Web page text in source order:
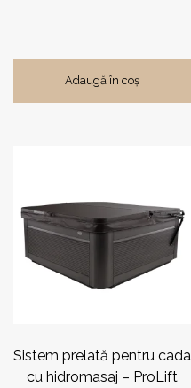
Adaugă în coș
Sistem prelată pentru cada
cu hidromasaj – ProLift